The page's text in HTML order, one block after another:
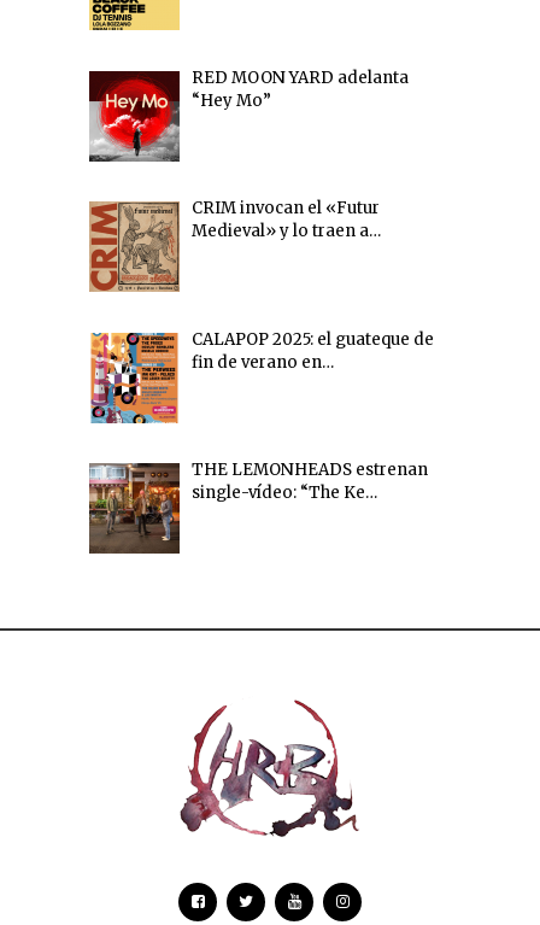
RED MOON YARD adelanta
“Hey Mo”
CRIM invocan el «Futur
Medieval» y lo traen a…
CALAPOP 2025: el guateque de
fin de verano en…
THE LEMONHEADS estrenan
single-vídeo: “The Ke…